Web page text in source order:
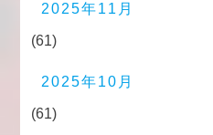
2025年11月
(61)
2025年10月
(61)